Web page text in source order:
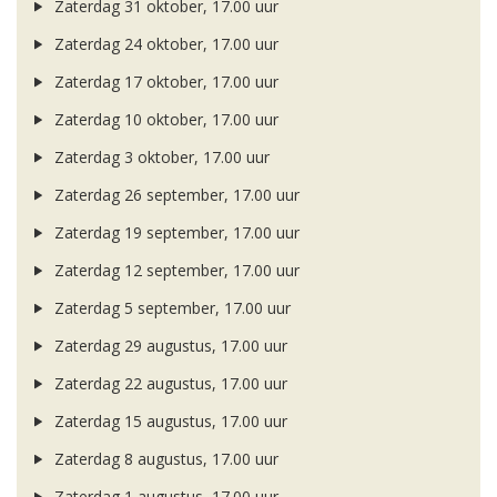
Zaterdag 31 oktober, 17.00 uur
Zaterdag 24 oktober, 17.00 uur
Zaterdag 17 oktober, 17.00 uur
Zaterdag 10 oktober, 17.00 uur
Zaterdag 3 oktober, 17.00 uur
Zaterdag 26 september, 17.00 uur
Zaterdag 19 september, 17.00 uur
Zaterdag 12 september, 17.00 uur
Zaterdag 5 september, 17.00 uur
Zaterdag 29 augustus, 17.00 uur
Zaterdag 22 augustus, 17.00 uur
Zaterdag 15 augustus, 17.00 uur
Zaterdag 8 augustus, 17.00 uur